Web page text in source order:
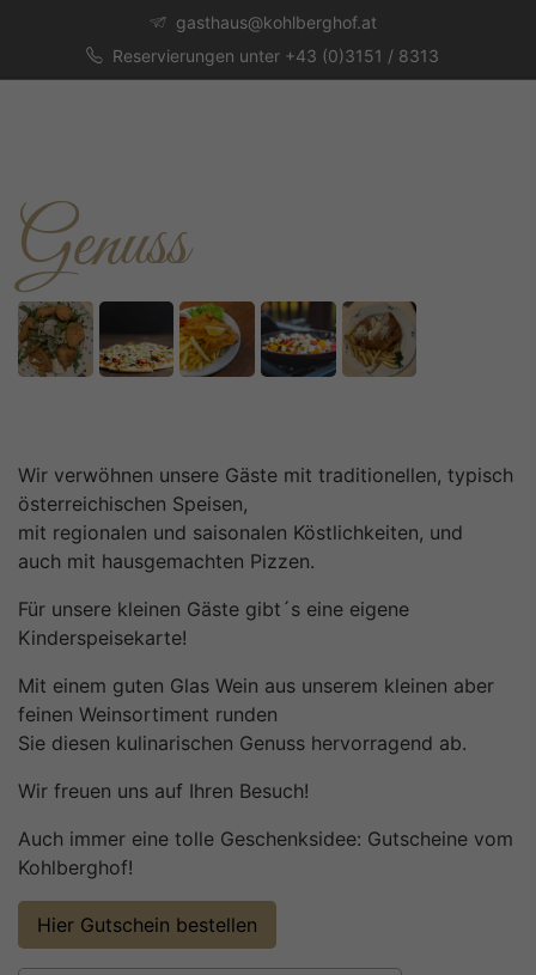
gasthaus@kohlberghof.at
Reservierungen unter +43 (0)3151 / 8313
Genuss
Wir verwöhnen unsere Gäste mit traditionellen, typisch
österreichischen Speisen,
mit regionalen und saisonalen Köstlichkeiten, und
auch mit hausgemachten Pizzen.
Für unsere kleinen Gäste gibt´s eine eigene
Kinderspeisekarte!
Mit einem guten Glas Wein aus unserem kleinen aber
feinen Weinsortiment runden
Sie diesen kulinarischen Genuss hervorragend ab.
Wir freuen uns auf Ihren Besuch!
Auch immer eine tolle Geschenksidee: Gutscheine vom
Kohlberghof!
Hier Gutschein bestellen